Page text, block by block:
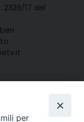
2329/17 del
per